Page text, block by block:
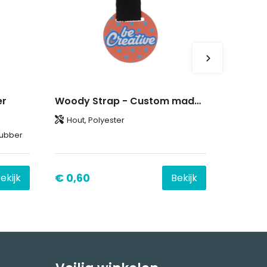
Woody Strap - Custom made sleutelhanger
Hout, Polyester
€ 0,60 Bekijk